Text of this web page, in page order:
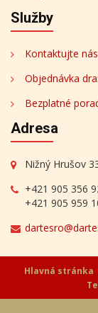
Služby
Kontaktujte nás
Objednávka
Bezplatné
Adresa
Nižný Hrušov
+421 905 356
+421 905 959
Hlavná stránka